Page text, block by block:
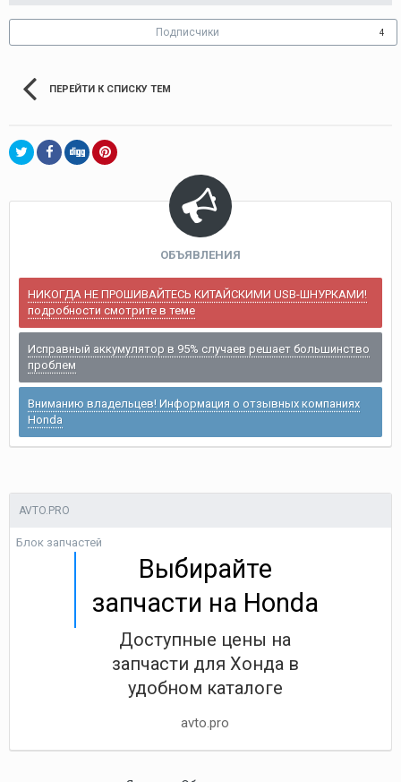
Подписчики 4
ПЕРЕЙТИ К СПИСКУ ТЕМ
ОБЪЯВЛЕНИЯ
НИКОГДА НЕ ПРОШИВАЙТЕСЬ КИТАЙСКИМИ USB-ШНУРКАМИ!
подробности смотрите в теме
Исправный аккумулятор в 95% случаев решает большинство
проблем
Вниманию владельцев! Информация о отзывных компаниях
Honda
AVTO.PRO
Блок запчастей
Выбирайте
запчасти на Honda
Доступные цены на
запчасти для Хонда в
удобном каталоге
avto.pro